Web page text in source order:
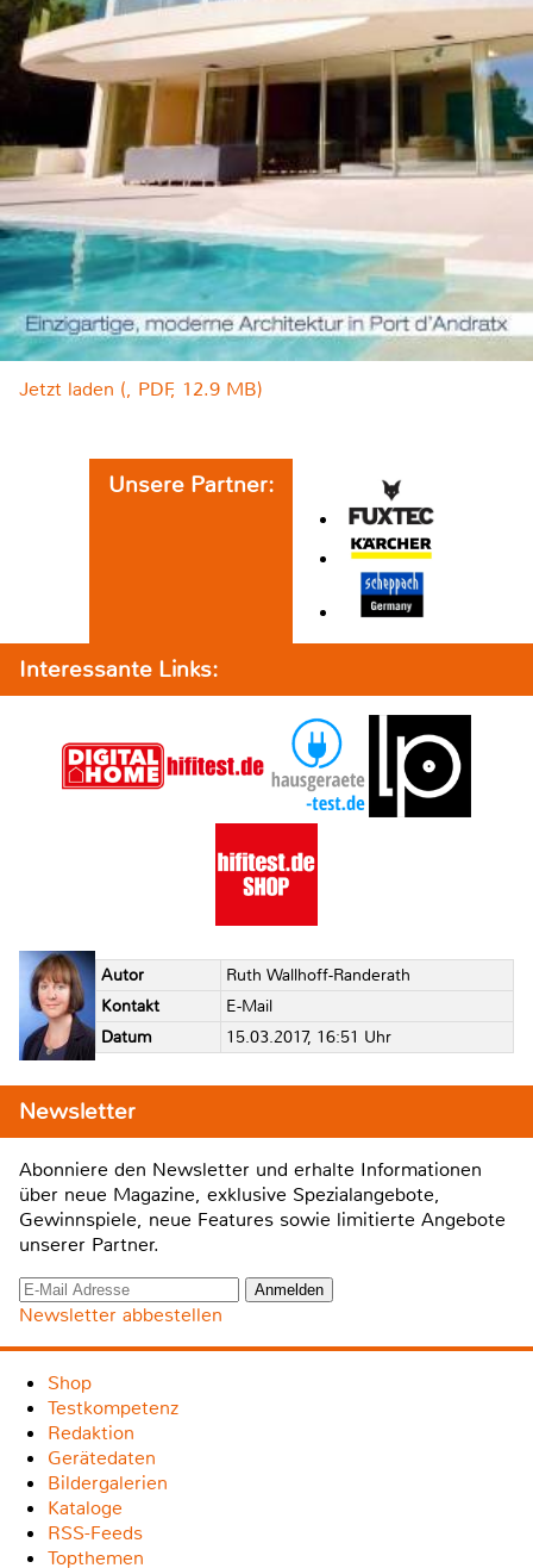
Jetzt laden (, PDF, 12.9 MB)
Unsere Partner:
Interessante Links:
Autor
Ruth Wallhoff-Randerath
Kontakt
E-Mail
Datum
15.03.2017, 16:51 Uhr
Newsletter
Abonniere den Newsletter und erhalte Informationen
über neue Magazine, exklusive Spezialangebote,
Gewinnspiele, neue Features sowie limitierte Angebote
unserer Partner.
Newsletter abbestellen
Shop
Testkompetenz
Redaktion
Gerätedaten
Bildergalerien
Kataloge
RSS-Feeds
Topthemen